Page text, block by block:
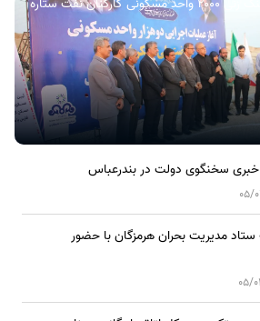
سخنگوی دولت در بندرعباس
05/
مدیریت بحران هرمزگان با حضور
05/